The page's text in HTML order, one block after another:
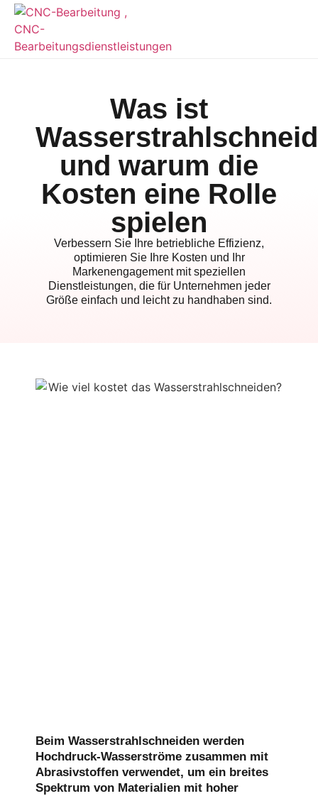
Was ist
und warum die
Kosten eine Rolle
spielen
Verbessern Sie Ihre betriebliche Effizienz,
optimieren Sie Ihre Kosten und Ihr
Markenengagement mit speziellen
Dienstleistungen, die für Unternehmen jeder
Größe einfach und leicht zu handhaben sind.
Beim Wasserstrahlschneiden werden
Hochdruck-Wasserströme zusammen mit
Abrasivstoffen verwendet, um ein breites
Spektrum von Materialien mit hoher